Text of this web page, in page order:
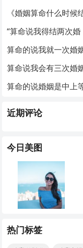
《婚姻算命什么时候
“算命说我得结两次
算命的说我就一次婚
算命说我会有三次婚
算命的说婚姻是中上
近期评论
今日美图
热门标签